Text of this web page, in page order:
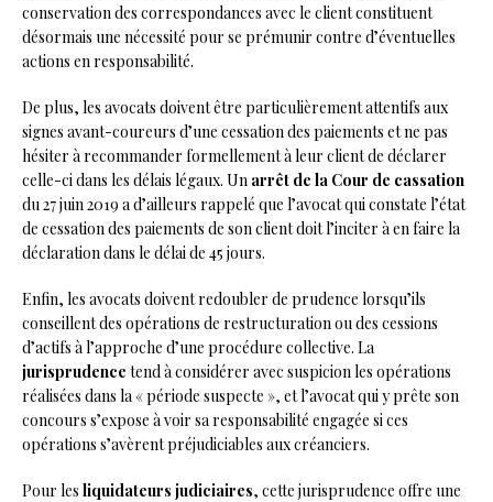
conservation des correspondances avec le client constituent
désormais une nécessité pour se prémunir contre d’éventuelles
actions en responsabilité.
De plus, les avocats doivent être particulièrement attentifs aux
signes avant-coureurs d’une cessation des paiements et ne pas
hésiter à recommander formellement à leur client de déclarer
celle-ci dans les délais légaux. Un arrêt de la Cour de cassation
du 27 juin 2019 a d’ailleurs rappelé que l’avocat qui constate l’état
de cessation des paiements de son client doit l’inciter à en faire la
déclaration dans le délai de 45 jours.
Enfin, les avocats doivent redoubler de prudence lorsqu’ils
conseillent des opérations de restructuration ou des cessions
d’actifs à l’approche d’une procédure collective. La
jurisprudence tend à considérer avec suspicion les opérations
réalisées dans la « période suspecte », et l’avocat qui y prête son
concours s’expose à voir sa responsabilité engagée si ces
opérations s’avèrent préjudiciables aux créanciers.
Pour les liquidateurs judiciaires, cette jurisprudence offre une